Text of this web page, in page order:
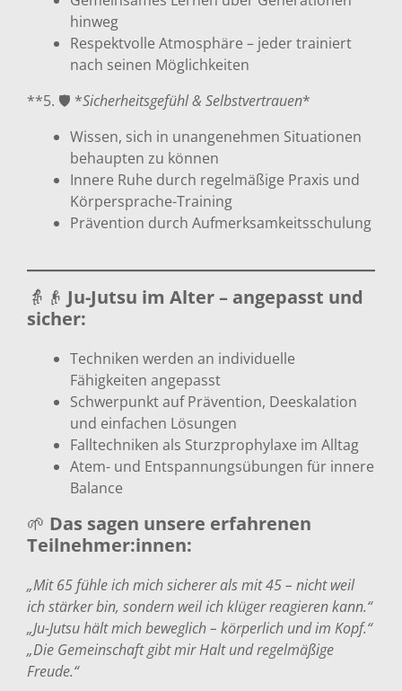
hinweg
Respektvolle Atmosphäre – jeder trainiert
nach seinen Möglichkeiten
**5. 🛡️ *Sicherheitsgefühl & Selbstvertrauen*
Wissen, sich in unangenehmen Situationen
behaupten zu können
Innere Ruhe durch regelmäßige Praxis und
Körpersprache-Training
Prävention durch Aufmerksamkeitsschulung
👵👴 Ju-Jutsu im Alter – angepasst und
sicher:
Techniken werden an individuelle
Fähigkeiten angepasst
Schwerpunkt auf Prävention, Deeskalation
und einfachen Lösungen
Falltechniken als Sturzprophylaxe im Alltag
Atem- und Entspannungsübungen für innere
Balance
🌱 Das sagen unsere erfahrenen
Teilnehmer:innen:
„Mit 65 fühle ich mich sicherer als mit 45 – nicht weil
ich stärker bin, sondern weil ich klüger reagieren kann.“
„Ju-Jutsu hält mich beweglich – körperlich und im Kopf.“
„Die Gemeinschaft gibt mir Halt und regelmäßige
Freude.“